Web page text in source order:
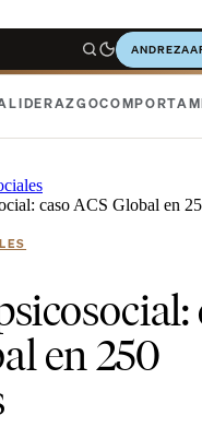
LIDERAZGO
caso ACS Global en
en 250